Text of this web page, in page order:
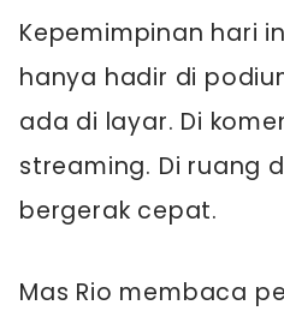
Kepemimpinan hari
hanya hadir di
ada di layar. Di
streaming. Di ruang
bergerak cepat.
Mas Rio membaca